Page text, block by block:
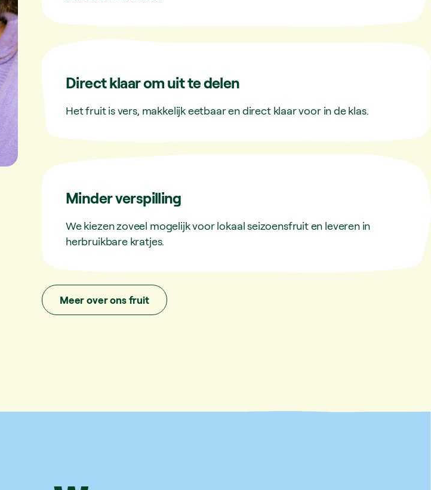
Direct klaar om uit te delen
Het fruit is vers, makkelijk eetbaar en direct klaar voor in de klas.
Minder verspilling
We kiezen zoveel mogelijk voor lokaal seizoensfruit en leveren in
herbruikbare kratjes.
Meer over ons fruit